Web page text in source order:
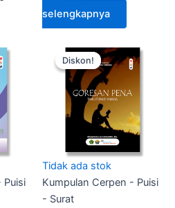
selengkapnya
Puisi
Harga
Rp35.000.
Diskon!
Tidak ada stok
Diskon!
Kumpulan Cerpen - Puisi
- Surat
Harga
aslinya
adalah:
Rp50.000.
Harga
saat